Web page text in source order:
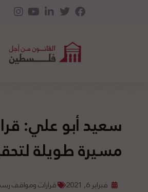
سعيد أبو علي:
مسيرة طويلة
فبراير 6, 2021 قرارات ومواقف